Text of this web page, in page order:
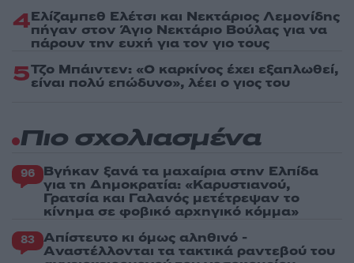
4Ελίζαμπεθ Ελέτσι και Νεκτάριος Λεμονίδης
πήγαν στον Άγιο Νεκτάριο Βούλας για να
πάρουν την ευχή για τον γιο τους
5Τζο Μπάιντεν: «Ο καρκίνος έχει εξαπλωθεί,
είναι πολύ επώδυνο», λέει ο γιος του
Πιο σχολιασμένα
96 Βγήκαν ξανά τα μαχαίρια στην Ελπίδα
για τη Δημοκρατία: «Καρυστιανού,
Γρατσία και Γαλανός μετέτρεψαν το
κίνημα σε φοβικό αρχηγικό κόμμα»
83 Απίστευτο κι όμως αληθινό -
Aναστέλλονται τα τακτικά ραντεβού του